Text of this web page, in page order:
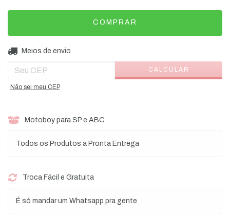
Entregas para o CEP:
Meios de envio
CALCULAR
Não sei meu CEP
Motoboy para SP e ABC
Todos os Produtos a Pronta Entrega
Troca Fácil e Gratuita
É só mandar um Whatsapp pra gente